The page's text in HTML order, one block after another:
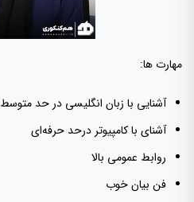
مهارت ها:
آشنایی با زبان انگلیسی در حد متوسط
آشنای با کامپیوتر درحد حرفه‌ای
روابط عمومی بالا
فن بیان خوب